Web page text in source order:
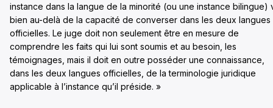
instance dans la langue de la minorité (ou une instance bilingue)
bien au-delà de la capacité de converser dans les deux langues
officielles. Le juge doit non seulement être en mesure de
comprendre les faits qui lui sont soumis et au besoin, les
témoignages, mais il doit en outre posséder une connaissance,
dans les deux langues officielles, de la terminologie juridique
applicable à l’instance qu’il préside. »